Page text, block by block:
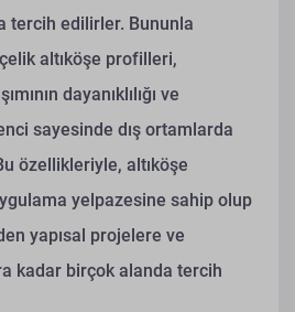
tercih edilirler. Bununla
altıköşe profilleri,
dayanıklılığı ve
sayesinde dış ortamlarda
özellikleriyle, altıköşe
yelpazesine sahip olup
yapısal projelere ve
kadar birçok alanda tercih